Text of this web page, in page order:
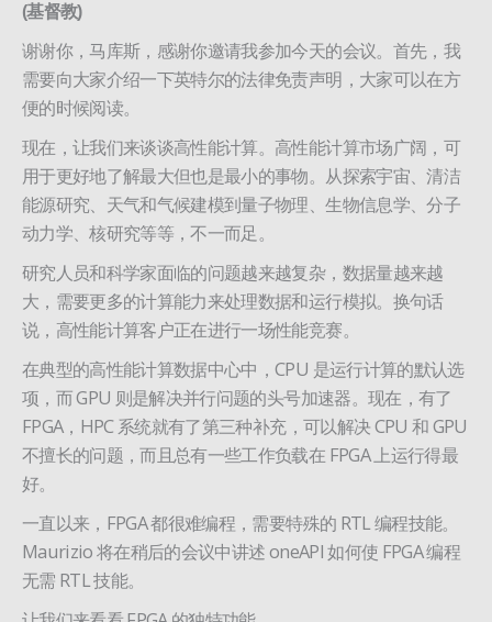
(基督教)
谢谢你，马库斯，感谢你邀请我参加今天的会议。首先，我
需要向大家介绍一下英特尔的法律免责声明，大家可以在方
便的时候阅读。
现在，让我们来谈谈高性能计算。高性能计算市场广阔，可
用于更好地了解最大但也是最小的事物。从探索宇宙、清洁
能源研究、天气和气候建模到量子物理、生物信息学、分子
动力学、核研究等等，不一而足。
研究人员和科学家面临的问题越来越复杂，数据量越来越
大，需要更多的计算能力来处理数据和运行模拟。换句话
说，高性能计算客户正在进行一场性能竞赛。
在典型的高性能计算数据中心中，CPU 是运行计算的默认选
项，而 GPU 则是解决并行问题的头号加速器。现在，有了
FPGA，HPC 系统就有了第三种补充，可以解决 CPU 和 GPU
不擅长的问题，而且总有一些工作负载在 FPGA 上运行得最
好。
一直以来，FPGA 都很难编程，需要特殊的 RTL 编程技能。
Maurizio 将在稍后的会议中讲述 oneAPI 如何使 FPGA 编程
无需 RTL 技能。